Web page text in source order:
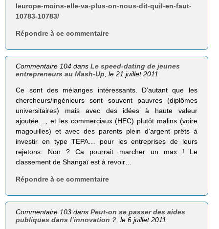
leurope-moins-elle-va-plus-on-nous-dit-quil-en-faut-
10783-10783/
Répondre à ce commentaire
Commentaire 104 dansLe speed-dating de jeunes
entrepreneurs au Mash-Up, le 21 juillet 2011
Ce sont des mélanges intéressants. D’autant que les
chercheurs/ingénieurs sont souvent pauvres (diplômes
universitaires) mais avec des idées à haute valeur
ajoutée…, et les commerciaux (HEC) plutôt malins (voire
magouilles) et avec des parents plein d’argent prêts à
investir en type TEPA… pour les entreprises de leurs
rejetons. Non ? Ca pourrait marcher un max ! Le
classement de Shangaï est à revoir…
Répondre à ce commentaire
Commentaire 103 dansPeut-on se passer des aides
publiques dans l’innovation ? , le 6 juillet 2011